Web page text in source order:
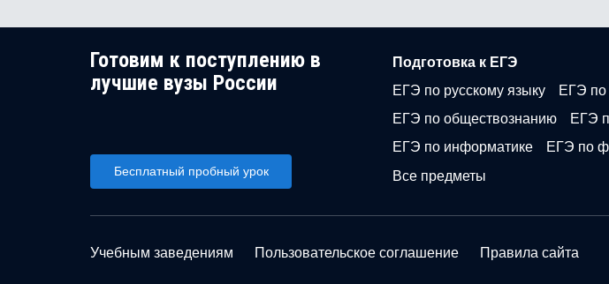
Готовим к поступлению в
лучшие вузы России
Бесплатный пробный урок
Подготовка к ЕГЭ
ЕГЭ по русскому языку
ЕГЭ по
ЕГЭ по обществознанию
ЕГЭ
ЕГЭ по информатике
ЕГЭ по
Все предметы
Учебным заведениям Пользовательское соглашение Правила сайта